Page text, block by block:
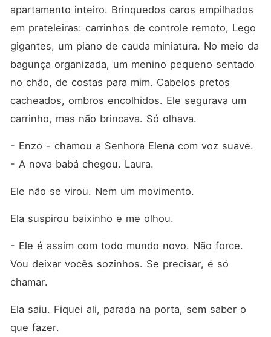
apartamento inteiro. Brinquedos caros empilhados
em prateleiras: carrinhos de controle remoto, Lego
gigantes, um piano de cauda miniatura. No meio da
bagunça organizada, um menino pequeno sentado
no chão, de costas para mim. Cabelos pretos
cacheados, ombros encolhidos. Ele segurava um
carrinho, mas não brincava. Só olhava.
- Enzo - chamou a Senhora Elena com voz suave.
- A nova babá chegou. Laura.
Ele não se virou. Nem um movimento.
Ela suspirou baixinho e me olhou.
- Ele é assim com todo mundo novo. Não force.
Vou deixar vocês sozinhos. Se precisar, é só
chamar.
Ela saiu. Fiquei ali, parada na porta, sem saber o
que fazer.